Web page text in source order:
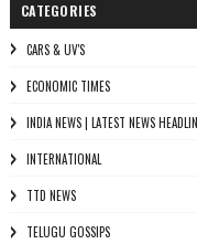
CATEGORIES
CARS & UV'S
ECONOMIC TIMES
INDIA NEWS | LATEST NEWS
INTERNATIONAL
TTD NEWS
TELUGU GOSSIPS